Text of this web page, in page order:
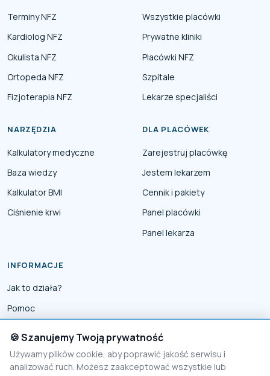
Terminy NFZ
Kardiolog NFZ
Okulista NFZ
Ortopeda NFZ
Fizjoterapia NFZ
Wszystkie placówki
Prywatne kliniki
Placówki NFZ
Szpitale
Lekarze specjaliści
NARZĘDZIA
Kalkulatory medyczne
Baza wiedzy
Kalkulator BMI
Ciśnienie krwi
DLA PLACÓWEK
Zarejestruj placówkę
Jestem lekarzem
Cennik i pakiety
Panel placówki
Panel lekarza
INFORMACJE
Jak to działa?
Pomoc
Reklama
Polityka prywatności
🍪 Szanujemy Twoją prywatność
Używamy plików cookie, aby poprawić jakość serwisu i
analizować ruch. Możesz zaakceptować wszystkie lub